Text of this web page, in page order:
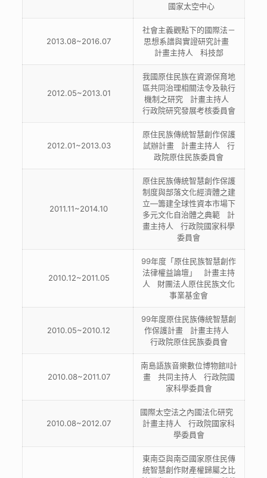
國家太空中心
2013.08~2016.07
社會主義觀點下的國際法－
思想系譜與實證研究計畫
計畫主持人 科技部
2012.05~2013.01
我國原住民族在資源保育地
區共同治理相關法令及執行
機制之研究 計畫主持人
行政院研究發展考核委員會
2012.01~2013.03
原住民族傳統智慧創作保護
試辦計畫 計畫主持人 行
政院原住民族委員會
2011.11~2014.10
原住民族傳統智慧創作保護
制度與部落文化經濟體之建
立—籌建全球性資本市場下
多元文化自治體之典範 計
畫主持人 行政院國家科學
委員會
2010.12~2011.05
99年度「原住民族智慧創作
法律權益論壇」 計畫主持
人 財團法人原住民族文化
事業基金會
2010.05~2010.12
99年度原住民族傳統智慧創
作保護計畫 計畫主持人
行政院原住民族委員會
2010.08~2011.07
南島語族音樂數位博物館II計
畫 共同主持人 行政院國
家科學委員會
2010.08~2012.07
國際太空法之內國法化研究
計畫主持人 行政院國家科
學委員會
東南亞與南亞國家原住民傳
統智慧創作財產權歸屬之比